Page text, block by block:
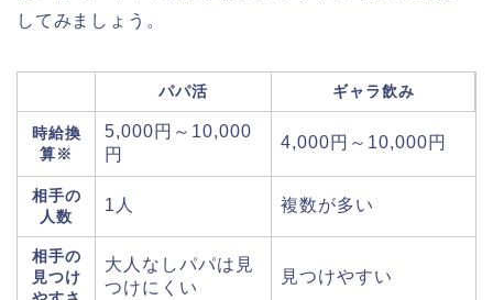
してみましょう。
パパ活 ギャラ飲み
時給換
算※
5,000円～10,000
円
4,000円～10,000円
相手の
人数
1人 複数が多い
相手の
見つけ
大人なしパパは見
つけにくい
見つけやすい